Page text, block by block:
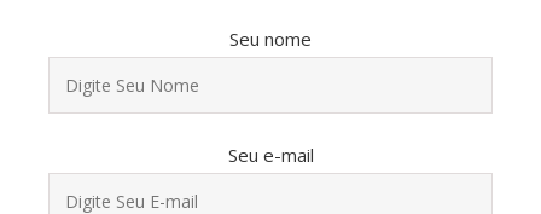
Seu nome
Seu e-mail